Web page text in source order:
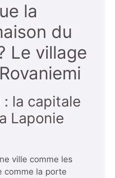
la
du
Le village
: la capitale
Laponie
ville comme les
comme la porte